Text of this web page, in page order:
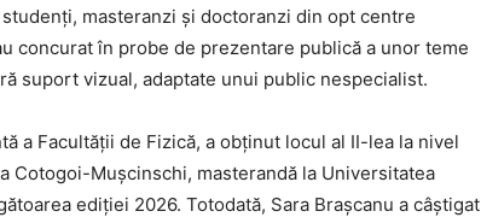
masteranzi și doctoranzi din opt centre
concurat în probe de prezentare publică a unor teme
suport vizual, adaptate unui public nespecialist.
a Facultății de Fizică, a obținut locul al II-lea la nivel
Cotogoi-Mușcinschi, masterandă la Universitatea
ediției 2026. Totodată, Sara Brașcanu a câștigat